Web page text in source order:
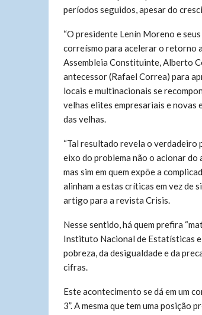
períodos seguidos, apesar do
“O presidente Lenín Moreno e
correísmo para acelerar o retorno
Assembleia Constituinte, Alberto
antecessor (Rafael Correa) para
locais e multinacionais se
velhas elites empresariais e novas
das velhas.
“Tal resultado revela o verdadeiro
eixo do problema não o acionar
mas sim em quem expõe a
alinham a estas críticas em vez de
artigo para a revista Crisis.
Nesse sentido, há quem prefira
Instituto Nacional de Estatísticas e
pobreza, da desigualdade e da
cifras.
Este acontecimento se dá em um
3”. A mesma que tem uma